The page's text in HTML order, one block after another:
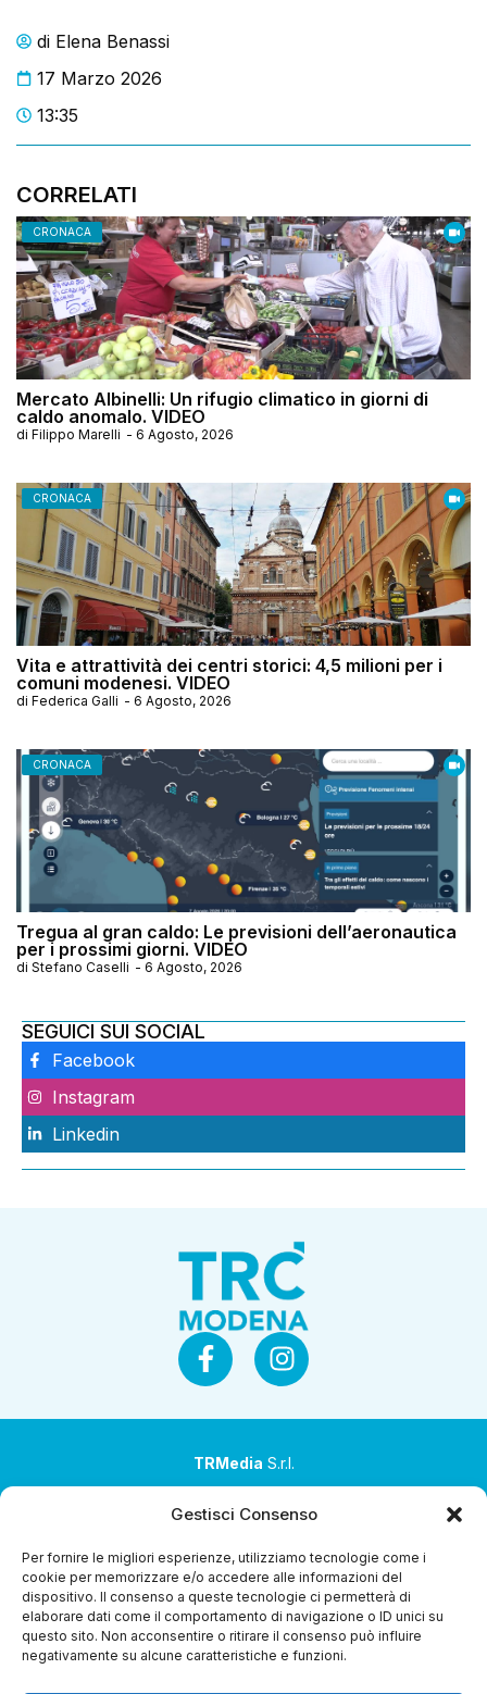
Gestisci Consenso
Per fornire le migliori esperienze, utilizziamo tecnologie come i
cookie per memorizzare e/o accedere alle informazioni del
dispositivo. Il consenso a queste tecnologie ci permetterà di
elaborare dati come il comportamento di navigazione o ID unici su
questo sito. Non acconsentire o ritirare il consenso può influire
negativamente su alcune caratteristiche e funzioni.
di Elena Benassi
17 Marzo 2026
13:35
CORRELATI
CRONACA
Mercato Albinelli: Un rifugio climatico in giorni di
caldo anomalo. VIDEO
di Filippo Marelli - 6 Agosto, 2026
CRONACA
Vita e attrattività dei centri storici: 4,5 milioni per i
comuni modenesi. VIDEO
di Federica Galli - 6 Agosto, 2026
CRONACA
Tregua al gran caldo: Le previsioni dell’aeronautica
per i prossimi giorni. VIDEO
di Stefano Caselli - 6 Agosto, 2026
SEGUICI SUI SOCIAL
Facebook
Instagram
Linkedin
TRMedia S.r.l.
coordinamento da parte di Coop Alleanza 3.0 Soc. Coop.
Sede legale: via Ragazzi del ’99 nr. 51 42124 Reggio Emilia
(RE)
P.Iva 00651840365